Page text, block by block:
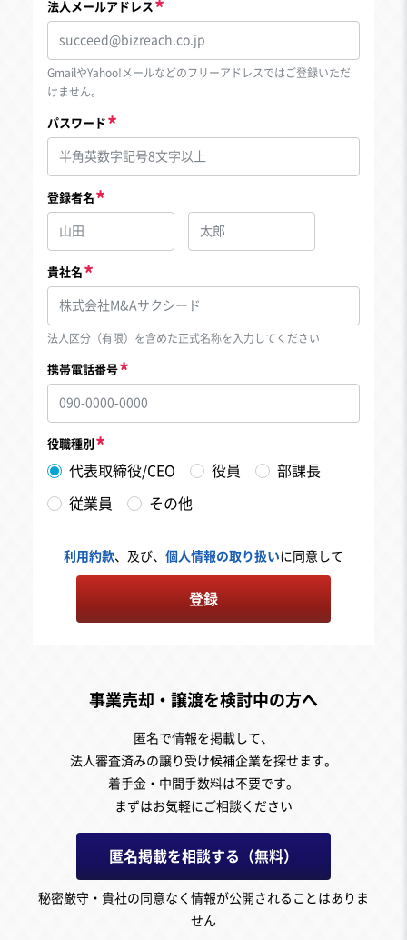
法人メールアドレス
GmailやYahoo!メールなどのフリーアドレスではご登録いただ
けません。
パスワード
登録者名
貴社名
法人区分（有限）を含めた正式名称を入力してください
携帯電話番号
役職種別
代表取締役/CEO 役員 部課長
従業員 その他
利用約款、及び、 個人情報の取り扱いに同意して
登録
事業売却・譲渡を検討中の方へ
匿名で情報を掲載して、
法人審査済みの譲り受け候補企業を探せます。
着手金・中間手数料は不要です。
まずはお気軽にご相談ください
匿名掲載を相談する（無料）
秘密厳守・貴社の同意なく情報が公開されることはありま
せん